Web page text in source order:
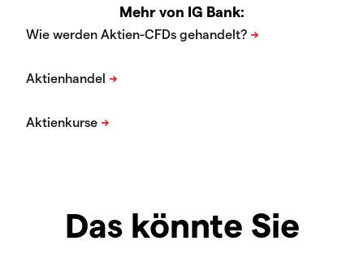
Mehr von IG Bank:
Das könnte Sie